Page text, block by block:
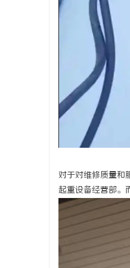
对于对维修质量和
起重设备经营部。